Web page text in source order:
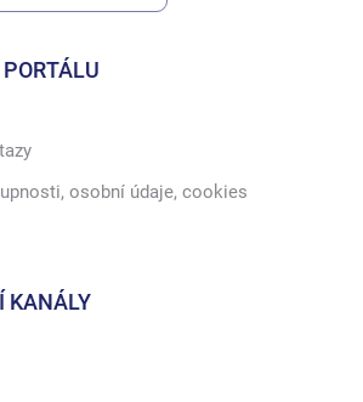
osobní údaje, cookies
KANÁLY